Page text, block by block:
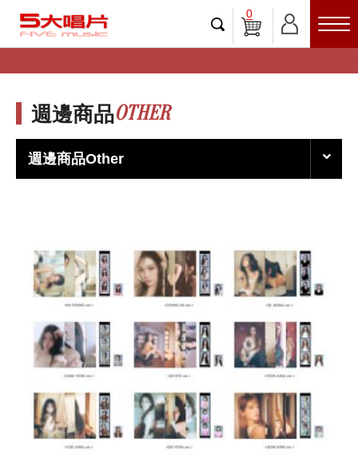
0
週邊商品OTHER
週邊商品Other